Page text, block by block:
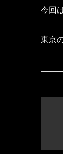
今回
東京